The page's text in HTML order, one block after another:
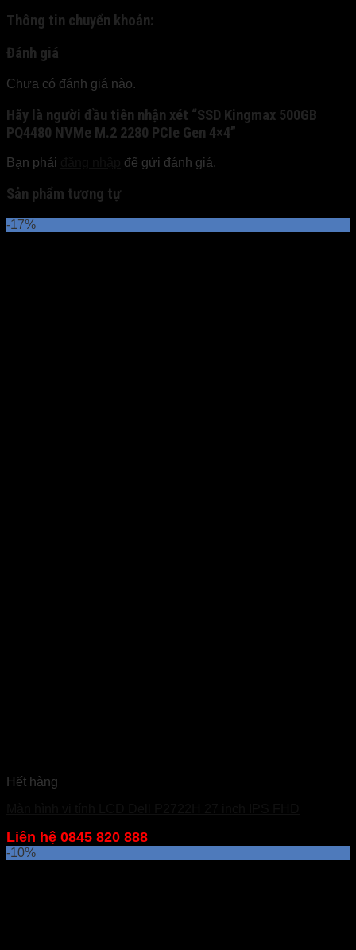
Thông tin chuyển khoản:
Đánh giá
Chưa có đánh giá nào.
Hãy là người đầu tiên nhận xét “SSD Kingmax 500GB
PQ4480 NVMe M.2 2280 PCIe Gen 4×4”
Bạn phải để gửi đánh giá.
Sản phẩm tương tự
-17%
Hết hàng
Liên hệ 0845 820 888
-10%